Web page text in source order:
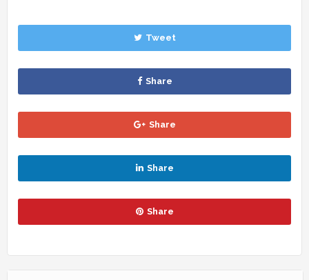
Tweet
Share
Share
Share
Share